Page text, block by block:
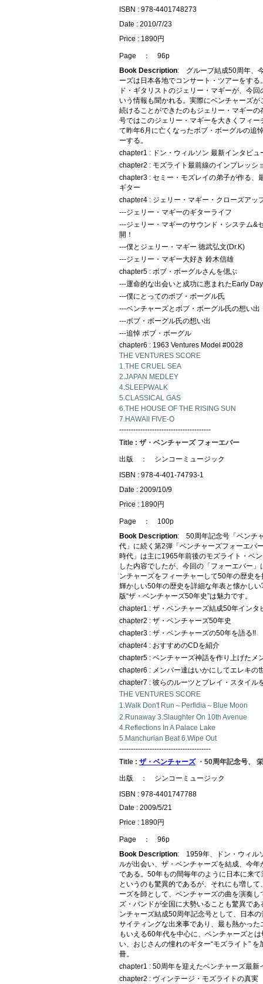
ISBN : 978-4401748273
Date : 2010/7/23
Price : 1890円
Page ： 96p
Book Description: グループ結成50周年、
ーズは日本各地でコンサート・ツアーをする
ド・ギタリストのジェリー・マギーが、今
いう情報も聞かれる。実際にベンチャーズが
続けることができたのもジェリー・マギーの
号ではこのジェリー・マギーを大きくフィー
て昨年6月に亡くなったボブ・ボーグルの追
ーする。
chapter1 : ドン・ウィルソン 最新インタビュ
chapter2 : モズライト最前線のインプレッシ
chapter3 : セミー・モズレイの弟子が作る、
ギター
chapter4 : ジェリー・マギー・クローズアッ
---ジェリー・マギーのギターライフ
---ジェリー・マギーのサウンド・システム&
開！
---僕とジェリー・マギー 徳武弘文(Dr.K)
---ジェリー・マギー大好き 鈴木信雄
chapter5 : ボブ・ボーグルさんを偲ぶ
---運命的な出会いと成功に恵まれたEarly
---僕にとってのボブ・ボーグル氏
---ベンチャーズとボブ・ボーグル氏の想い出
---ボブ・ボーグル氏の想い出
---追悼 ボブ・ボーグル
chapter6 : 1963 Ventures Model #0028
THE VENTURES SCORE
1.THE CRUEL SEA
2.JAPAN MEDLEY
4.SLEEPWALK
5.CLASSICAL GAS
6.THE HOUSE OF THE RISING SUN
7.HAWAII FIVE-O
---------------------------------------
Title : ザ・ベンチャーズ フォーエバー
出版 ： シンコーミュージック
ISBN : 978-4-401-74793-1
Date : 2009/10/9
Price : 1890円
Page ： 100p
Book Description: 50周年記念号「ベンチ
代」に続く第2弾「ベンチャーズフォーエバ
時代」は主に1965年前後のモズライト・ベ
した内容でしたが、今回の「フォーエバー」
ンチャーズをフィーチャーして50年の歴史
輝かしい50年の歴史を詳細な年表と懐かし
版“ザ・ベンチャーズ50年史”は魅力です。
chapter1 : ザ・ベンチャーズ結成50年インタ
chapter2 : ザ・ベンチャーズ50年史
chapter3 : ザ・ベンチャーズの50年を語る!!
chapter4 : おすすめのCDを紹介
chapter5 : ベンチャーズ神話を作り上げたメ
chapter6 : メンバー達はいかにしてエレキの
chapter7 : 彼らのルーツとプレイ・スタイル
THE VENTURES SCORE
1.Walk Don't Run～Perfidia～Blue Moon
2.Runaway 3.Slaughter On 10th Avenue
4.Reflections In A Palace Lake
5.Manchurian Beat 6.Wipe Out
---------------------------------------
Title : ザ・ベンチャーズ・50周年記念号、
出版 ： シンコーミュージック
ISBN : 978-4401747788
Date : 2009/5/21
Price : 1890円
Page ： 96p
Book Description: 1959年、ドン・ウィル
ルが出会い、ザ・ベンチャーズを結成、今年
である。50年もの間毎年のように日本に来
というのも驚異的であるが、それにも増して
ーズを師として、ベンチャーズの曲を演奏し
ズ・バンドが全国に大勢いることも驚異であ
ンチャーズ結成50周年記念号として、日本
サイティングな出来事であり、最も熱かった
もいえる60年代を中心に、ベンチャーズと
い、おじさんの憧れのギター“モズライト”
冊。
chapter1 : 50周年を迎えたベンチャーズ最新
chapter2 : ヴィンテージ・モズライトの真実